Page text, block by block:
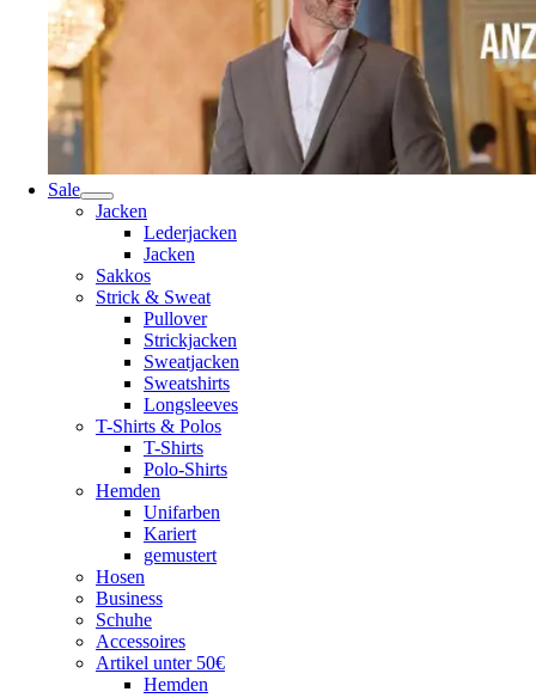
Sale
Jacken
Lederjacken
Jacken
Sakkos
Strick & Sweat
Pullover
Strickjacken
Sweatjacken
Sweatshirts
Longsleeves
T-Shirts & Polos
T-Shirts
Polo-Shirts
Hemden
Unifarben
Kariert
gemustert
Hosen
Business
Schuhe
Accessoires
Artikel unter 50€
Hemden